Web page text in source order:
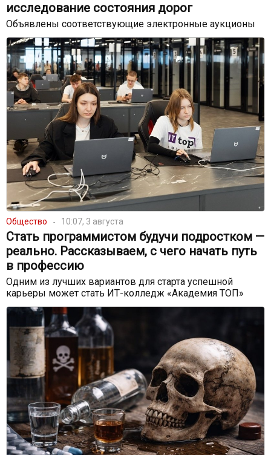
исследование состояния дорог
Объявлены соответствующие электронные аукционы
Общество 10:07, 3 августа
Стать программистом будучи подростком —
реально. Рассказываем, с чего начать путь
в профессию
Одним из лучших вариантов для старта успешной
карьеры может стать ИТ-колледж «Академия ТОП»